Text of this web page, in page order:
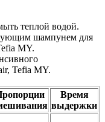
теплой водой.
шампунем для
MY.
Tefia MY.
Время
выдержки